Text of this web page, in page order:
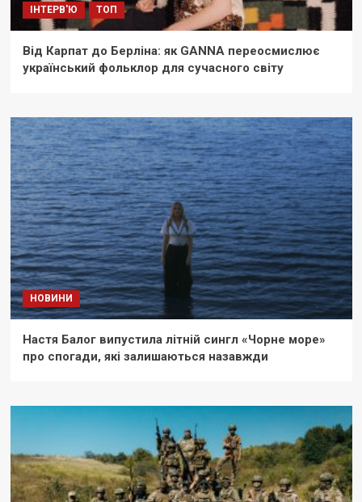
ІНТЕРВ'Ю ТОП
Від Карпат до Берліна: як GANNA переосмислює
український фольклор для сучасного світу
НОВИНИ
Настя Балог випустила літній сингл «Чорне море»
про спогади, які залишаються назавжди